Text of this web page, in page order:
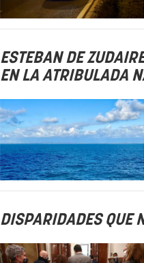
ESTEBAN DE
EN LA ATRIBULADA
DISPARIDADES QUE